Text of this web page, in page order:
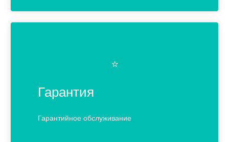
⭐️
Гарантия
Гарантийное обслуживание